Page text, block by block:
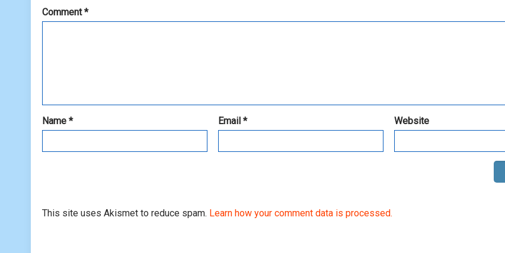
Comment*
Name* Email* Website
This site uses Akismet to reduce spam. Learn how your comment data is processed.